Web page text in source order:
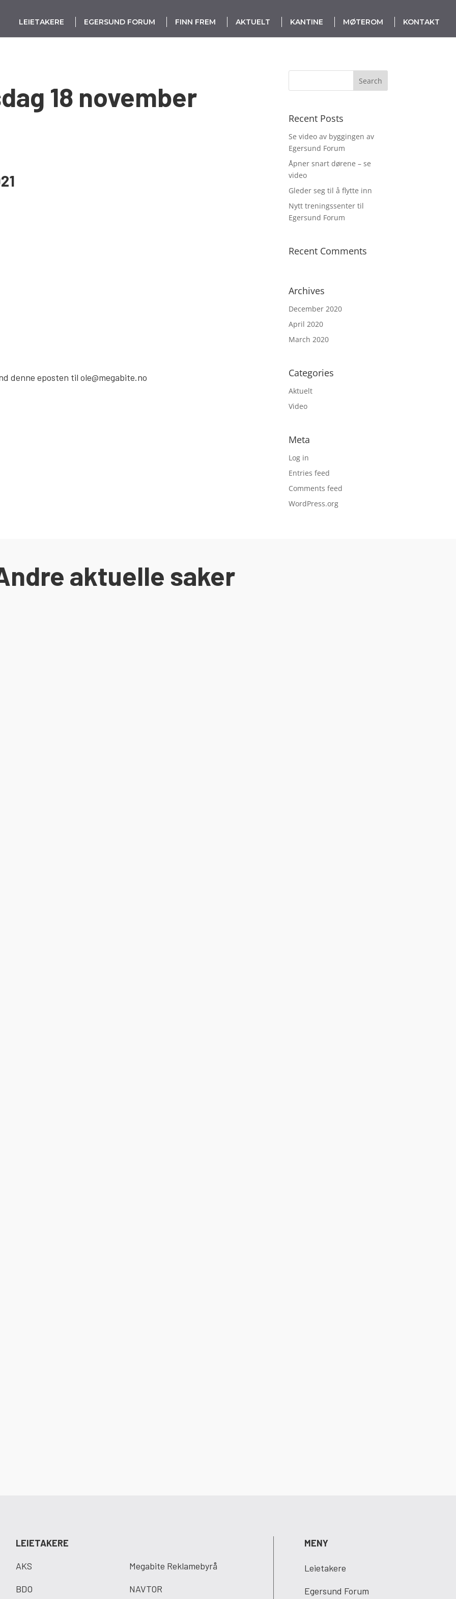
LEIETAKERE EGERSUND FORUM FINN FREM AKTUELT KANTINE MØTEROM KONTAKT
18 november
denne eposten til ole@megabite.no
Recent Posts
Se video av byggingen av
Egersund Forum
Åpner snart dørene – se
video
Gleder seg til å flytte inn
Nytt treningssenter til
Egersund Forum
Recent Comments
Archives
December 2020
April 2020
March 2020
Categories
Aktuelt
Video
Meta
Log in
Entries feed
Comments feed
WordPress.org
aktuelle saker
LEIETAKERE
AKS
BDO
Megabite Reklamebyrå
NAVTOR
MENY
Leietakere
Egersund Forum